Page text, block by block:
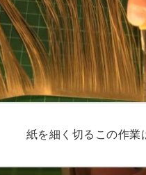
紙を細く切るこの作